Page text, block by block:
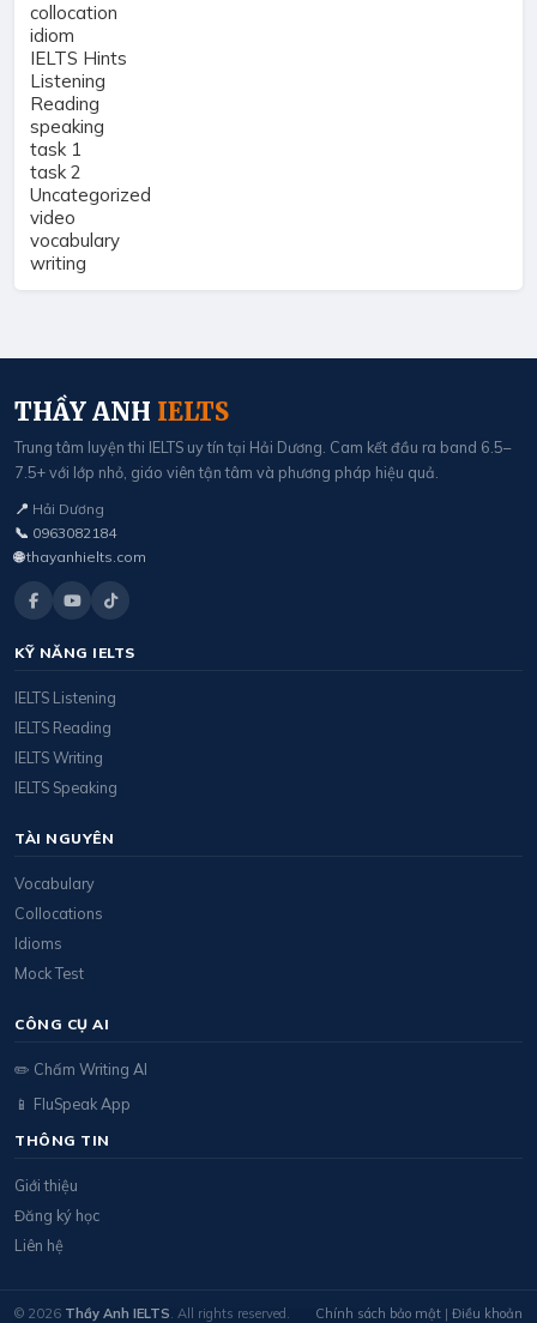
collocation
idiom
IELTS Hints
Listening
Reading
speaking
task 1
task 2
Uncategorized
video
vocabulary
writing
THẦY ANH IELTS
Trung tâm luyện thi IELTS uy tín tại Hải Dương. Cam kết đầu ra band 6.5–
7.5+ với lớp nhỏ, giáo viên tận tâm và phương pháp hiệu quả.
📍 Hải Dương
📞 0963082184
🌐 thayanhielts.com
KỸ NĂNG IELTS
IELTS Listening
IELTS Reading
IELTS Writing
IELTS Speaking
TÀI NGUYÊN
Vocabulary
Collocations
Idioms
Mock Test
CÔNG CỤ AI
✏️ Chấm Writing AI
📱 FluSpeak App
THÔNG TIN
Giới thiệu
Đăng ký học
Liên hệ
© 2026 Thầy Anh IELTS. All rights reserved. Chính sách bảo mật | Điều khoản